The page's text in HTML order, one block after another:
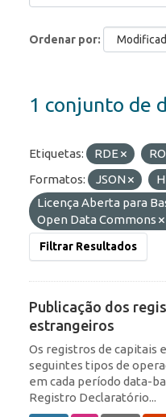
Ordenar por
1 conjunto de
Etiquetas: RDE
Formatos:
JSON
Licença Aberta para
Open Data Commons
Filtrar Resultados
Publicação dos
estrangeiros
Os registros de capitais
seguintes tipos de
em cada período data-
Registro Declaratório...